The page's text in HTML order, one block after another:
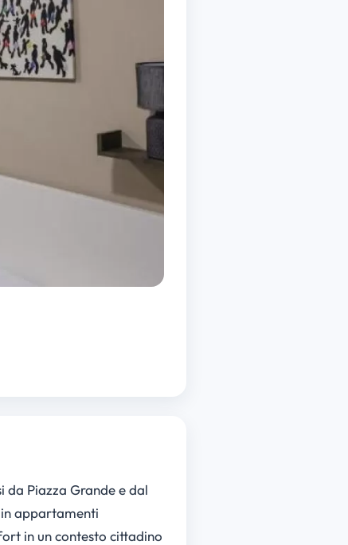
da Piazza Grande e dal
appartamenti
in un contesto cittadino